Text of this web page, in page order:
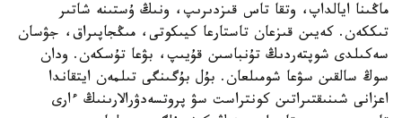
ماڭىنا ايالداپ، وتقا تاس قىزدىرىپ، ونىڭ ۇستىنە شاتىر
تىككەن. كەيىن قىزعان تاستارعا كيىكوتى، مىڭجاپىراق، جۋسان
سەكىلدى شوپتەردىڭ تۇنباسىن قۇيىپ، بۋعا تۇسكەن. ودان
سوڭ سالقىن سۋعا شومىلعان. بۇل بۇگىنگى تىلمەن ايتقاندا
اعزانى شىنىقتىراتىن كونتراست سۋ پروتسەدۋرالارىنىڭ ءارى